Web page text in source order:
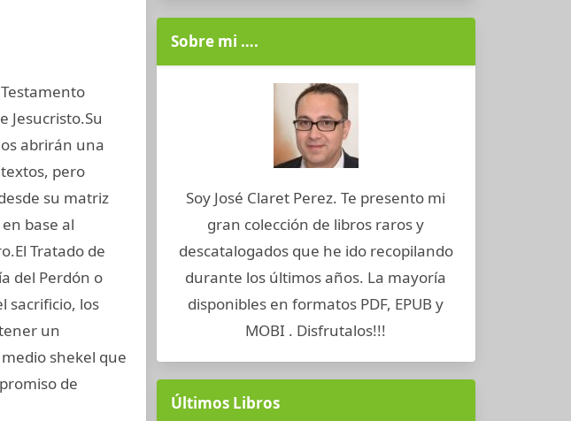
Jesucristo.Su
abrirán una
pero
su matriz
base al
Tratado de
del Perdón o
sacrificio, los
un
shekel que
de
Sobre mi ….
Soy José Claret Perez. Te presento mi
gran colección de libros raros y
descatalogados que he ido recopilando
durante los últimos años. La mayoría
disponibles en formatos PDF, EPUB y
MOBI . Disfrutalos!!!
Últimos Libros